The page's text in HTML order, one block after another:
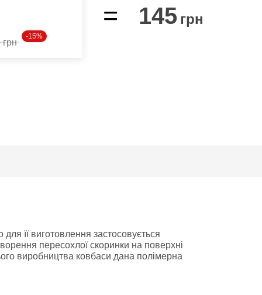
грн
-15%
= 145 грн
її виготовлення застосовується
пересохлої скоринки на поверхні
виробництва ковбаси дана полімерна